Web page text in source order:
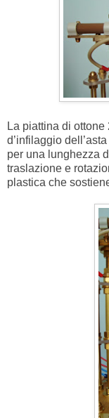
La piattina di
d’infilaggio
per una lunghezza
traslazione e
plastica che